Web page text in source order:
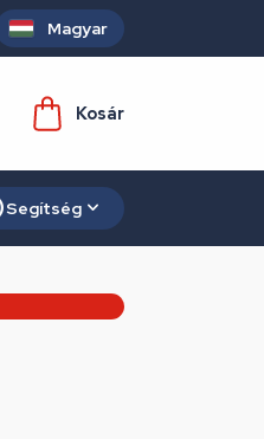
Magyar
Kosár
Segítség